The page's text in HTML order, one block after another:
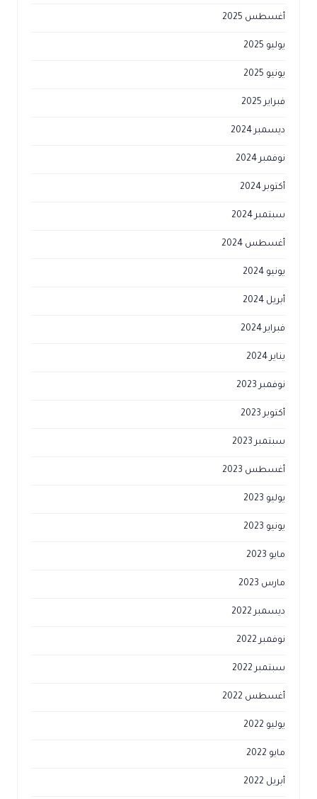
أغسطس 2025
يوليو 2025
يونيو 2025
فبراير 2025
ديسمبر 2024
نوفمبر 2024
أكتوبر 2024
سبتمبر 2024
أغسطس 2024
يونيو 2024
أبريل 2024
فبراير 2024
يناير 2024
نوفمبر 2023
أكتوبر 2023
سبتمبر 2023
أغسطس 2023
يوليو 2023
يونيو 2023
مايو 2023
مارس 2023
ديسمبر 2022
نوفمبر 2022
سبتمبر 2022
أغسطس 2022
يوليو 2022
مايو 2022
أبريل 2022